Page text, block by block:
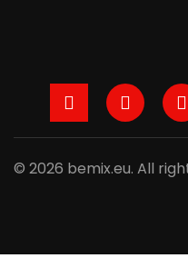
Facebook
© 2026 bemix.eu. All